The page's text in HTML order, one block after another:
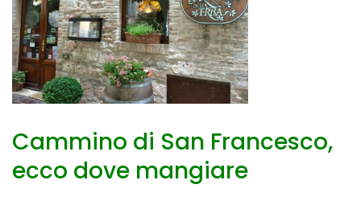
Cammino di San Francesco,
ecco dove mangiare